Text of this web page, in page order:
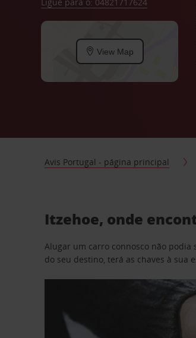
View Map
Avis Portugal - página principal
Itzehoe, onde
Alugar um carro connosco não
do seu destino, terá as chaves à sua